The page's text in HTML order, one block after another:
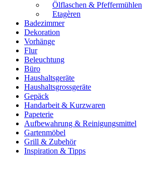
Ölflaschen & Pfeffermühlen
Etagèren
Badezimmer
Dekoration
Vorhänge
Flur
Beleuchtung
Büro
Haushaltsgeräte
Haushaltsgrossgeräte
Gepäck
Handarbeit & Kurzwaren
Papeterie
Aufbewahrung & Reinigungsmittel
Gartenmöbel
Grill & Zubehör
Inspiration & Tipps